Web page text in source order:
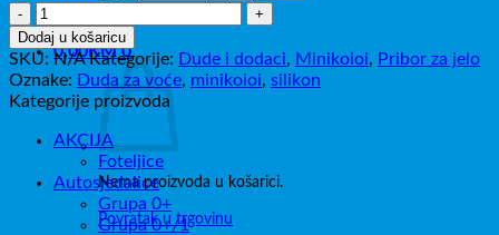
0,00KM 0
Nema proizvoda u košarici.
Povratak u trgovinu
Minikoioi
Duda
za
voće
količina
Dodaj u košaricu
SKU: N/A Kategorije: Dude i dodaci, Minikoioi, Pribor za jelo
Oznake: Duda za voće, minikoioi, silikon
Kategorije proizvoda
AKCIJA
Foteljice
Autosjedalice
Grupa 0+
Grupa 0+/1